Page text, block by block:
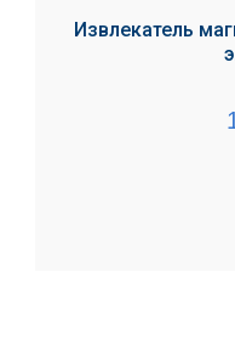
Извлекатель